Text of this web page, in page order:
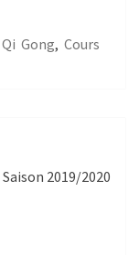
Gong, Cours
2019/2020